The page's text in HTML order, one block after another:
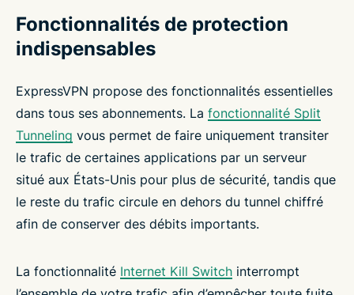
Fonctionnalités de protection
indispensables
ExpressVPN propose des fonctionnalités essentielles
dans tous ses abonnements. La fonctionnalité Split
Tunneling vous permet de faire uniquement transiter
le trafic de certaines applications par un serveur
situé aux États-Unis pour plus de sécurité, tandis que
le reste du trafic circule en dehors du tunnel chiffré
afin de conserver des débits importants.
La fonctionnalité Internet Kill Switch interrompt